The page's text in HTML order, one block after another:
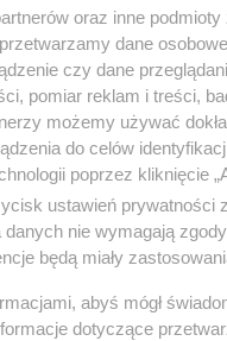
oraz inne
dane
czy dane
pomiar reklam i treści,
możemy używać
do celów
poprzez kliknięcie
ustawień prywatności
nie wymagają
będą miały
abyś mógł
dotyczące